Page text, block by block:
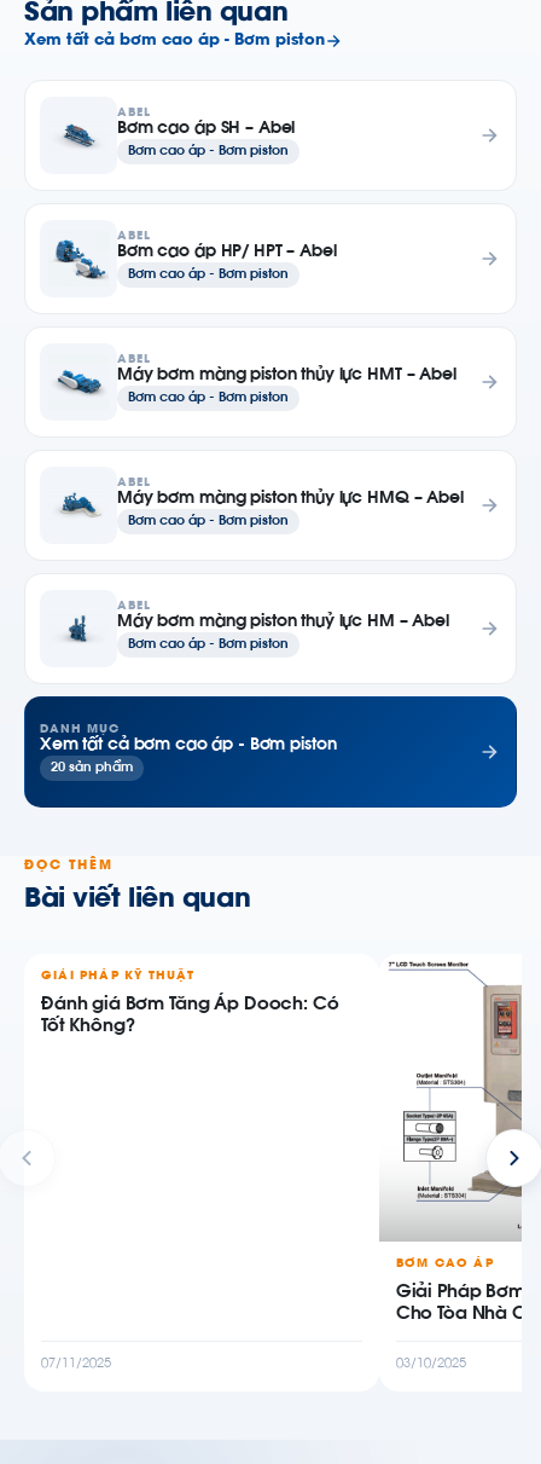
Sản phẩm liên quan
Xem tất cả bơm cao áp - Bơm piston
ABEL
Bơm cao áp SH – Abel
Bơm cao áp - Bơm piston
ABEL
Bơm cao áp HP/ HPT – Abel
Bơm cao áp - Bơm piston
ABEL
Máy bơm màng piston thủy lực HMT – Abel
Bơm cao áp - Bơm piston
ABEL
Máy bơm màng piston thủy lực HMQ – Abel
Bơm cao áp - Bơm piston
ABEL
Máy bơm màng piston thuỷ lực HM – Abel
Bơm cao áp - Bơm piston
DANH MỤC
Xem tất cả bơm cao áp - Bơm piston
20 sản phẩm
ĐỌC THÊM
Bài viết liên quan
GIẢI PHÁP KỸ THUẬT
Đánh giá Bơm Tăng Áp Dooch: Có
Tốt Không?
07/11/2025
BƠM CAO ÁP
Giải Pháp Bơm
Cho Tòa Nhà
03/10/2025